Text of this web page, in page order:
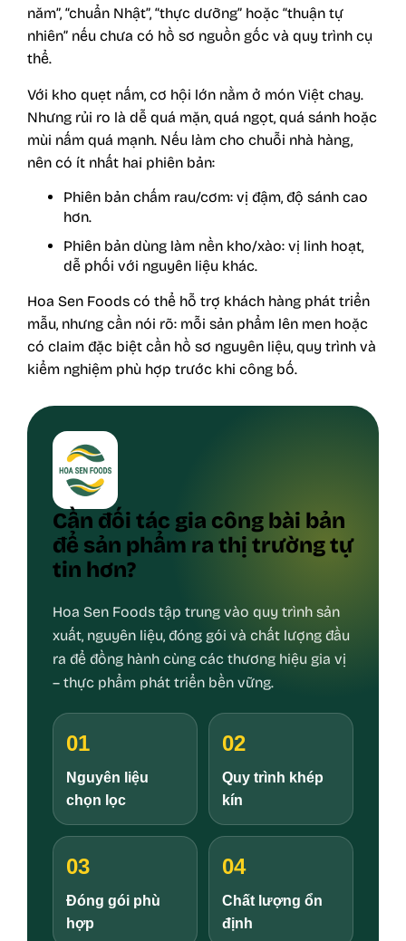
năm”, “chuẩn Nhật”, “thực dưỡng” hoặc “thuận tự
nhiên” nếu chưa có hồ sơ nguồn gốc và quy trình cụ
thể.
Với kho quẹt nấm, cơ hội lớn nằm ở món Việt chay.
Nhưng rủi ro là dễ quá mặn, quá ngọt, quá sánh hoặc
mùi nấm quá mạnh. Nếu làm cho chuỗi nhà hàng,
nên có ít nhất hai phiên bản:
Phiên bản chấm rau/cơm: vị đậm, độ sánh cao
hơn.
Phiên bản dùng làm nền kho/xào: vị linh hoạt,
dễ phối với nguyên liệu khác.
Hoa Sen Foods có thể hỗ trợ khách hàng phát triển
mẫu, nhưng cần nói rõ: mỗi sản phẩm lên men hoặc
có claim đặc biệt cần hồ sơ nguyên liệu, quy trình và
kiểm nghiệm phù hợp trước khi công bố.
Cần đối tác gia công bài bản
để sản phẩm ra thị trường tự
tin hơn?
Hoa Sen Foods tập trung vào quy trình sản
xuất, nguyên liệu, đóng gói và chất lượng đầu
ra để đồng hành cùng các thương hiệu gia vị
– thực phẩm phát triển bền vững.
01
Nguyên liệu
chọn lọc
02
Quy trình khép
kín
03
Đóng gói phù
hợp
04
Chất lượng ổn
định